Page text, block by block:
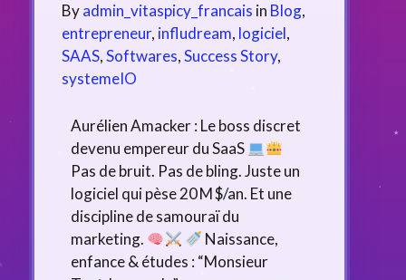
Byadmin_vitaspicy_francais in Blog,
entrepreneur, infludream, logiciel,
SAAS,Softwares,Success Story,
systemeIO
Aurélien Amacker : Le boss discret
devenu empereur du SaaS
Pas de bruit. Pas de bling. Juste un
logiciel qui pèse 20 M $/an. Et une
discipline de samouraï du
marketing.
Naissance,
enfance & études : “Monsieur